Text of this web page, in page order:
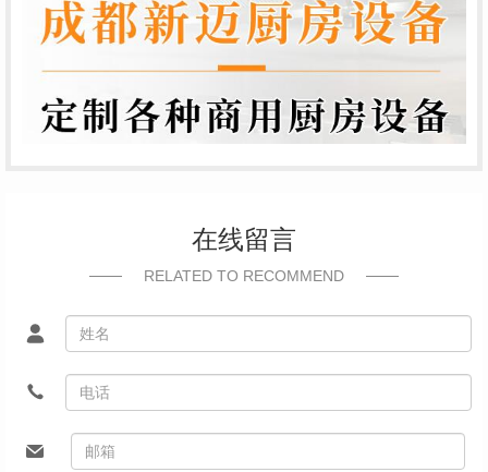
在线留言
RELATED TO RECOMMEND